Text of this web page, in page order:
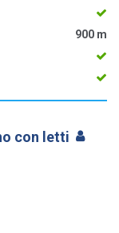
900 m
con letti